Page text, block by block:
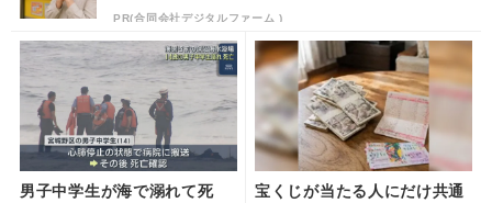
PR(合同会社デジタルファーム )
男子中学生が海で溺れて死
宝くじが当たる人にだけ共通